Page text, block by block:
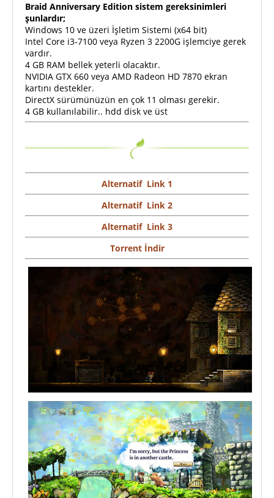
Braid Anniversary Edition sistem gereksinimleri
şunlardır;
Windows 10 ve üzeri İşletim Sistemi (x64 bit)
Intel Core i3-7100 veya Ryzen 3 2200G işlemciye gerek
vardır.
4 GB RAM bellek yeterli olacaktır.
NVIDIA GTX 660 veya AMD Radeon HD 7870 ekran
kartını destekler.
DirectX sürümünüzün en çok 11 olması gerekir.
4 GB kullanılabilir.. hdd disk ve üst
Alternatif Link 1
Alternatif Link 2
Alternatif Link 3
Torrent İndir